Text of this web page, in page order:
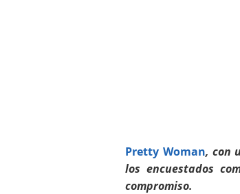
Pretty Woman, con
los encuestados
compromiso.